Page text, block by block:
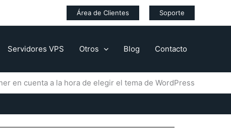
Área de Clientes Soporte
Servidores VPS Otros Blog Contacto
en cuenta a la hora de elegir el tema de WordPress